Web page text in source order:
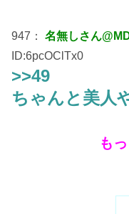
947： 名無しさん
ID:6pcOClTx0
>>49
ちゃんと美人
も